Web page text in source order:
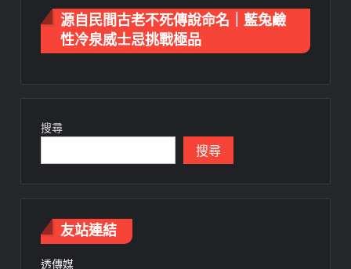
源自民間古老不死傳說命名｜藍兔鹼
性冷泉威士忌挑戰極品
搜尋
搜尋
友站連結
透傳媒